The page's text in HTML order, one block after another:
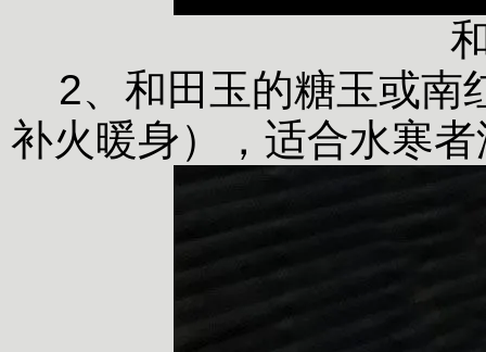
2、和田玉的糖玉或南
补火暖身），适合水寒